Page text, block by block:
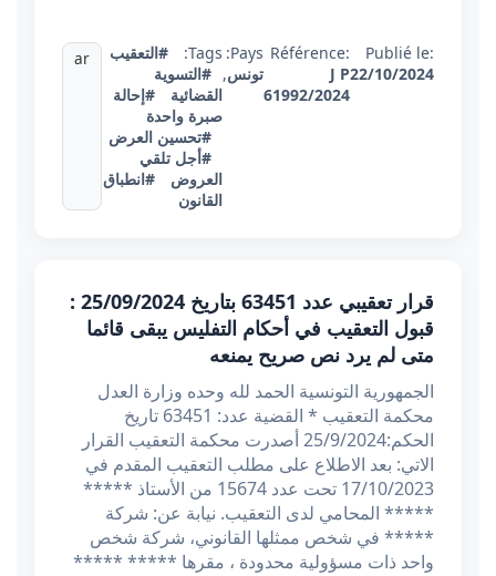
Publié le:
22/10/2024
Référence:
J P
61992/2024
Pays:
تونس,
Tags:
#التعقيب
#التسوية
القضائية
#إحالة
صبرة واحدة
#تحسين العرض
#أجل تلقي
العروض
#انطباق
القانون
ar
قرار تعقيبي عدد 63451 بتاريخ 25/09/2024 :
قبول التعقيب في أحكام التفليس يبقى قائما
متى لم يرد نص صريح يمنعه
الجمهورية التونسية الحمد لله وحده وزارة العدل
محكمة التعقيب * القضية عدد: 63451 تاريخ
الحكم:25/9/2024 أصدرت محكمة التعقيب القرار
الاتي: بعد الاطلاع على مطلب التعقيب المقدم في
17/10/2023 تحت عدد 15674 من الأستاذ *****
***** المحامي لدى التعقيب. نيابة عن: شركة
***** في شخص ممثلها القانوني، شركة شخص
واحد ذات مسؤولية محدودة ، مقرها ***** *****